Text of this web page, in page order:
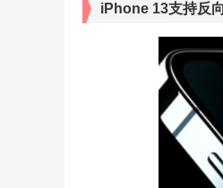
iPhone 13支持反